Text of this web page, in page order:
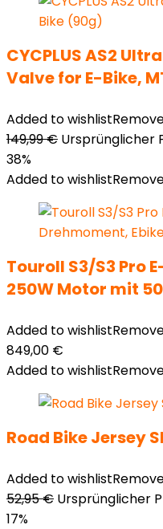
CYCPLUS AS2
Valve for E-Bike,
Added to wishlist
149,99€ Ursprünglicher
38%
Added to wishlist
Touroll S3/S3 Pro
250W Motor mit
Added to wishlist
849,00 €
Added to wishlist
Road Bike Jersey
Added to wishlist
52,95€ Ursprünglicher
17%